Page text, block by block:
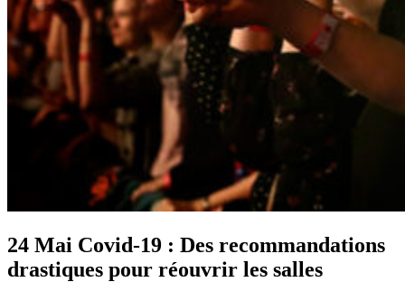
24 Mai Covid-19 : Des recommandations
drastiques pour réouvrir les salles